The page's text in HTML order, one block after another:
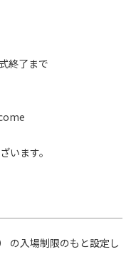
終了まで
います。
の入場制限のもと設定し